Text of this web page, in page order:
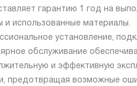
гарантию 1 год на
и использованные материалы.
установление,
обслуживание
и эффективную
предотвращая возможные